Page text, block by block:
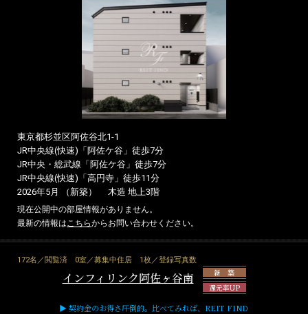
東京都杉並区阿佐谷北1-1
JR中央線(快速)「阿佐ケ谷」徒歩7分
JR中央・総武線「阿佐ケ谷」徒歩7分
JR中央線(快速)「高円寺」徒歩11分
2026年5月 （新築）
木造 地上3階
現在公開中の部屋情報がありません。
最新の情報はこちらからお問い合わせください。
172名／閲覧済 0室／募集中住居 1枚／登録写真数
インフィリンク阿佐ヶ谷南
新 築
還元率UP
▶ 契約金のお得さ圧倒的。比べてみれば、REIT FIND